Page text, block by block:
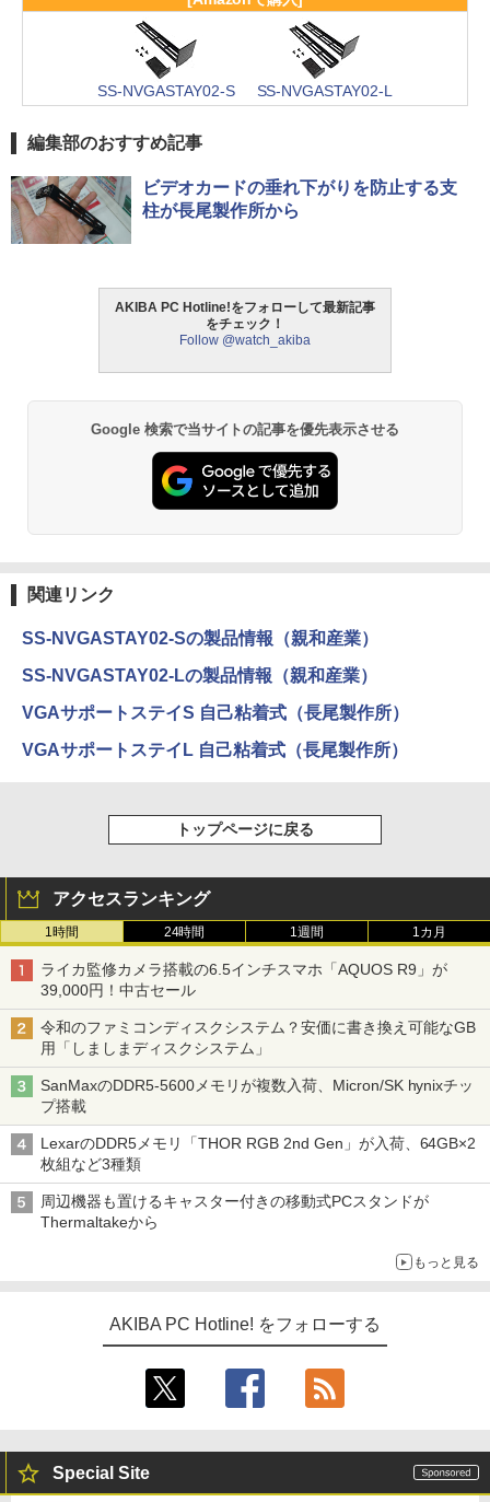
SS-NVGASTAY02-S SS-NVGASTAY02-L
編集部のおすすめ記事
ビデオカードの垂れ下がりを防止する支
柱が長尾製作所から
AKIBA PC Hotline!をフォローして最新記事
をチェック！
Follow @watch_akiba
Google 検索で当サイトの記事を優先表示させる
関連リンク
SS-NVGASTAY02-Sの製品情報（親和産業）
SS-NVGASTAY02-Lの製品情報（親和産業）
VGAサポートステイS 自己粘着式（長尾製作所）
VGAサポートステイL 自己粘着式（長尾製作所）
トップページに戻る
アクセスランキング
1時間 24時間 1週間 1カ月
ライカ監修カメラ搭載の6.5インチスマホ「AQUOS R9」が
39,000円！中古セール
令和のファミコンディスクシステム？安価に書き換え可能なGB
用「しましまディスクシステム」
SanMaxのDDR5-5600メモリが複数入荷、Micron/SK hynixチッ
プ搭載
LexarのDDR5メモリ「THOR RGB 2nd Gen」が入荷、64GB×2
枚組など3種類
周辺機器も置けるキャスター付きの移動式PCスタンドが
Thermaltakeから
もっと見る
AKIBA PC Hotline! をフォローする
Special Site